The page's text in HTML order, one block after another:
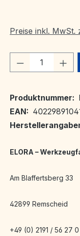
Preise inkl. MwSt.
Produkt
Produktnummer:
EAN:
ELORA –
Am Blaffertsberg 33
42899 Remscheid
+49 (0) 2191 / 56 27 0